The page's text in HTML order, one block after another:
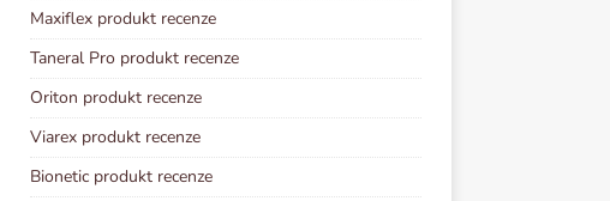
Maxiflex produkt recenze
Taneral Pro produkt recenze
Oriton produkt recenze
Viarex produkt recenze
Bionetic produkt recenze